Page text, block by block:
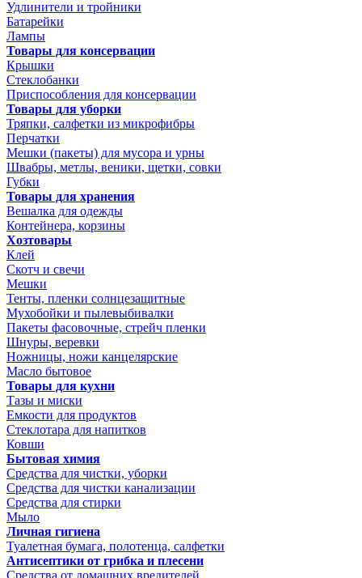
Удлинители и тройники
Батарейки
Лампы
Товары для консервации
Крышки
Стеклобанки
Приспособления для консервации
Товары для уборки
Тряпки, салфетки из микрофибры
Перчатки
Мешки (пакеты) для мусора и урны
Швабры, метлы, веники, щетки, совки
Губки
Товары для хранения
Вешалка для одежды
Контейнера, корзины
Хозтовары
Клей
Скотч и свечи
Мешки
Тенты, пленки солнцезащитные
Мухобойки и пылевыбивалки
Пакеты фасовочные, стрейч пленки
Шнуры, веревки
Ножницы, ножи канцелярские
Масло бытовое
Товары для кухни
Тазы и миски
Емкости для продуктов
Стеклотара для напитков
Ковши
Бытовая химия
Средства для чистки, уборки
Средства для чистки канализации
Средства для стирки
Мыло
Личная гигиена
Туалетная бумага, полотенца, салфетки
Антисептики от грибка и плесени
Средства от домашних вредителей